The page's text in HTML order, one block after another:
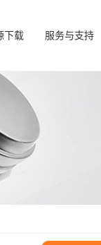
下载 服务与支持